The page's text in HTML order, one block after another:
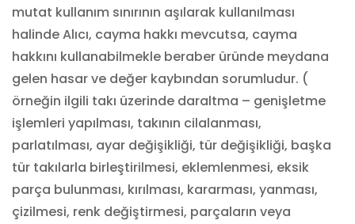
mutat kullanım sınırının aşılarak kullanılması
halinde Alıcı, cayma hakkı mevcutsa, cayma
hakkını kullanabilmekle beraber üründe meydana
gelen hasar ve değer kaybından sorumludur. (
örneğin ilgili takı üzerinde daraltma – genişletme
işlemleri yapılması, takının cilalanması,
parlatılması, ayar değişikliği, tür değişikliği, başka
tür takılarla birleştirilmesi, eklemlenmesi, eksik
parça bulunması, kırılması, kararması, yanması,
çizilmesi, renk değiştirmesi, parçaların veya